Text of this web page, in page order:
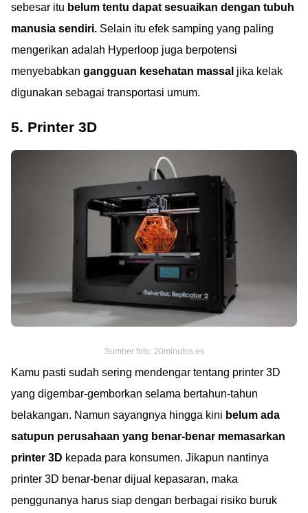
sebesar itu belum tentu dapat sesuaikan dengan tubuh
manusia sendiri. Selain itu efek samping yang paling
mengerikan adalah Hyperloop juga berpotensi
menyebabkan gangguan kesehatan massal jika kelak
digunakan sebagai transportasi umum.
5. Printer 3D
Sumber foto: 20minutos.es
Kamu pasti sudah sering mendengar tentang printer 3D
yang digembar-gemborkan selama bertahun-tahun
belakangan. Namun sayangnya hingga kini belum ada
satupun perusahaan yang benar-benar memasarkan
printer 3D kepada para konsumen. Jikapun nantinya
printer 3D benar-benar dijual kepasaran, maka
penggunanya harus siap dengan berbagai risiko buruk